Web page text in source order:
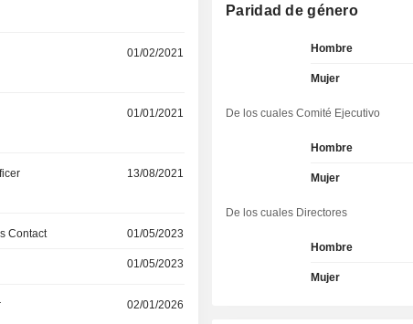
01/02/2021
01/01/2021
13/08/2021
Contact 01/05/2023
01/05/2023
02/01/2026
Paridad de género
Hombre
Mujer
De los cuales Comité Ejecutivo
Hombre
Mujer
De los cuales Directores
Hombre
Mujer